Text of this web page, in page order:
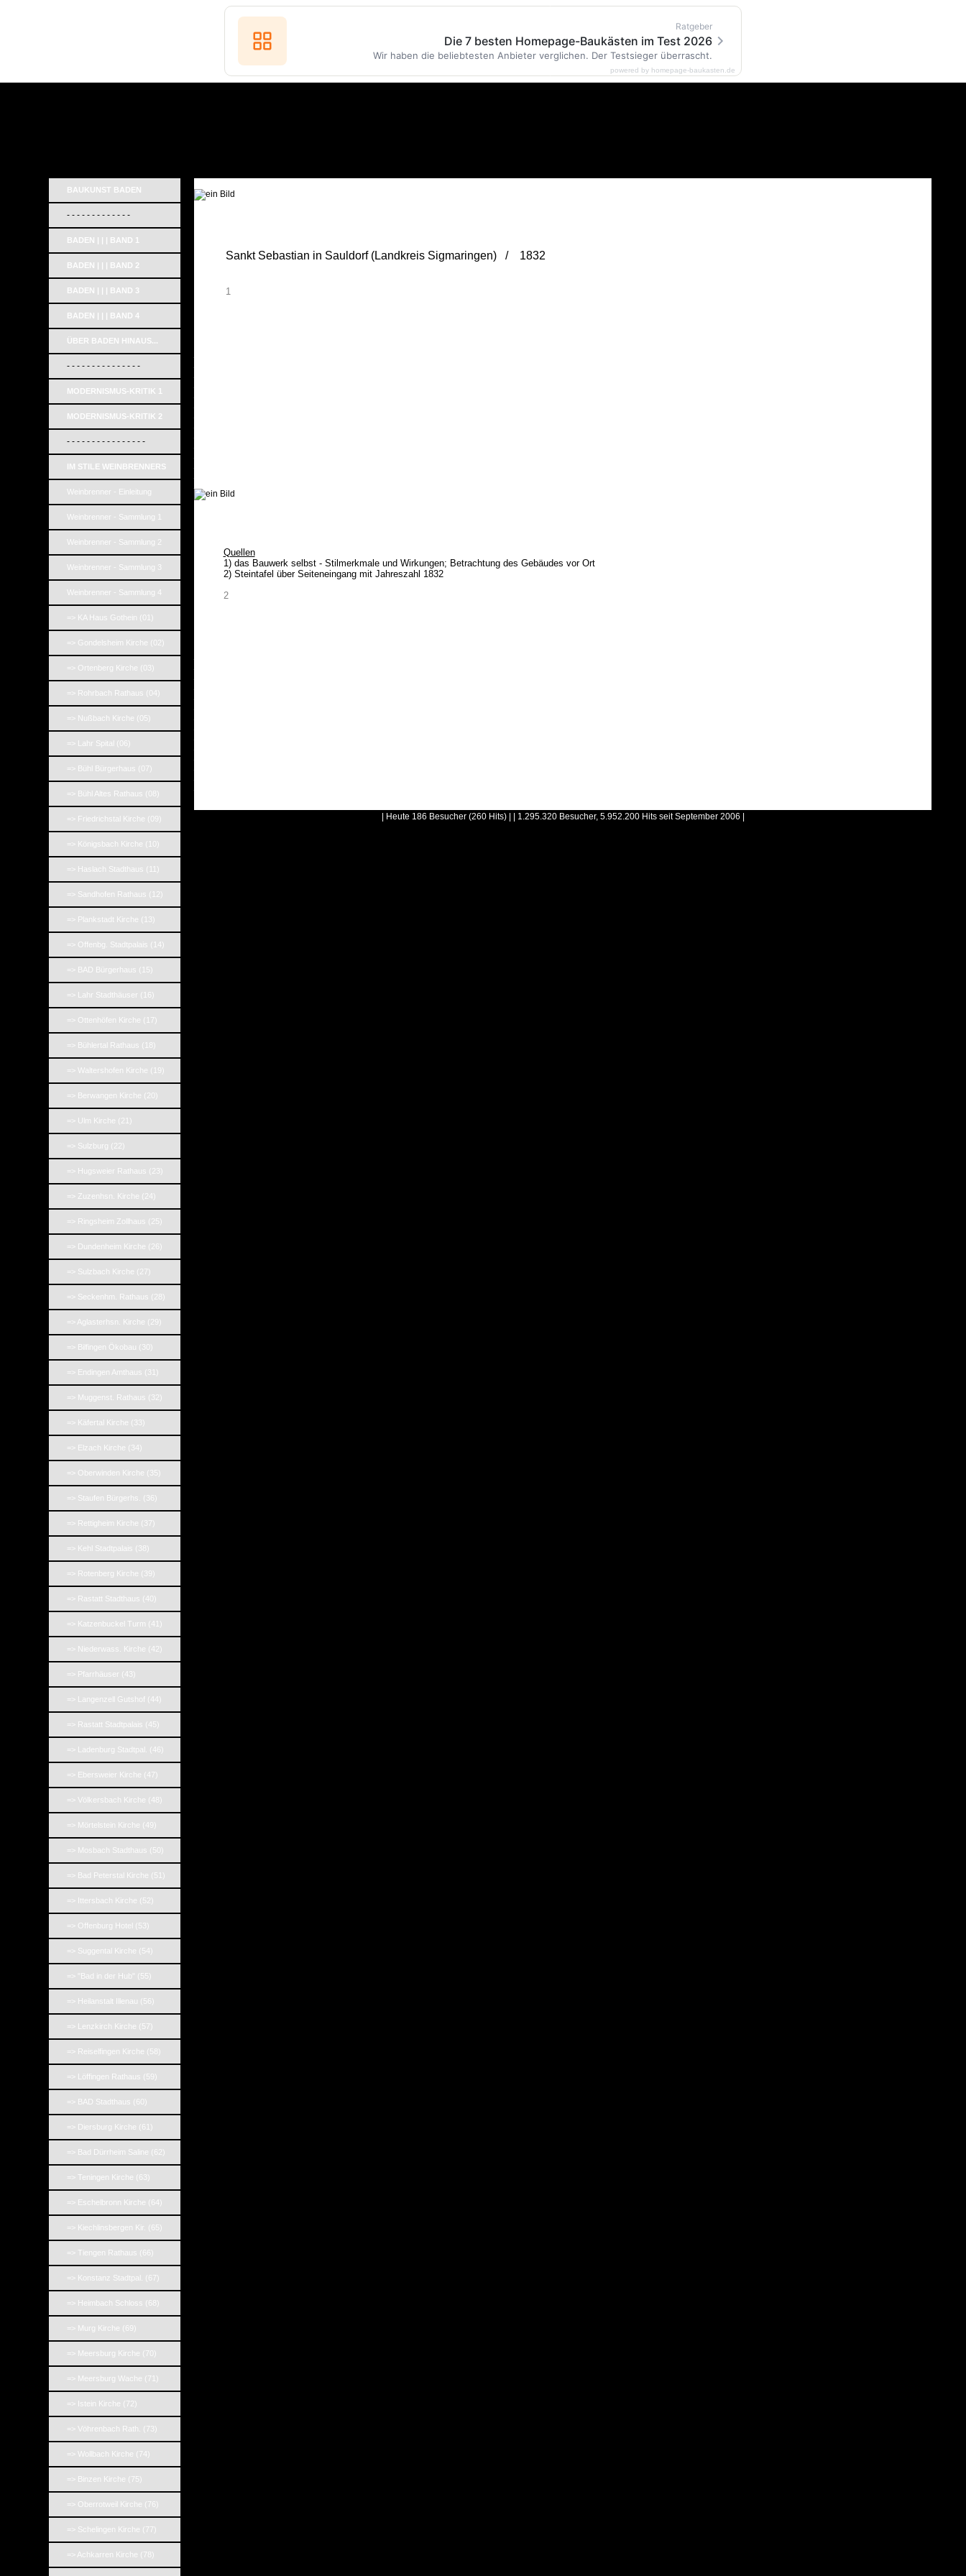
BAUKUNST BADEN
- - - - - - - - - - - - -
BADEN | | | BAND 1
BADEN | | | BAND 2
BADEN | | | BAND 3
BADEN | | | BAND 4
ÜBER BADEN HINAUS...
- - - - - - - - - - - - - - -
MODERNISMUS-KRITIK 1
MODERNISMUS-KRITIK 2
- - - - - - - - - - - - - - - -
IM STILE WEINBRENNERS
Weinbrenner - Einleitung
Weinbrenner - Sammlung 1
Weinbrenner - Sammlung 2
Weinbrenner - Sammlung 3
Weinbrenner - Sammlung 4
=> KA Haus Gothein (01)
=> Gondelsheim Kirche (02)
=> Ortenberg Kirche (03)
=> Rohrbach Rathaus (04)
=> Nußbach Kirche (05)
=> Lahr Spital (06)
=> Bühl Bürgerhaus (07)
=> Bühl Altes Rathaus (08)
=> Friedrichstal Kirche (09)
=> Königsbach Kirche (10)
=> Haslach Stadthaus (11)
=> Sandhofen Rathaus (12)
=> Plankstadt Kirche (13)
=> Offenbg. Stadtpalais (14)
=> BAD Bürgerhaus (15)
=> Lahr Stadthäuser (16)
=> Ottenhöfen Kirche (17)
=> Bühlertal Rathaus (18)
=> Waltershofen Kirche (19)
=> Berwangen Kirche (20)
=> Ulm Kirche (21)
=> Sulzburg (22)
=> Hugsweier Rathaus (23)
=> Zuzenhsn. Kirche (24)
=> Ringsheim Zollhaus (25)
=> Dundenheim Kirche (26)
=> Sulzbach Kirche (27)
=> Seckenhm. Rathaus (28)
=> Aglasterhsn. Kirche (29)
=> Bilfingen Ökobau (30)
=> Endingen Amthaus (31)
=> Muggenst. Rathaus (32)
=> Käfertal Kirche (33)
=> Elzach Kirche (34)
=> Oberwinden Kirche (35)
=> Staufen Bürgerhs. (36)
=> Rettigheim Kirche (37)
=> Kehl Stadtpalais (38)
=> Rotenberg Kirche (39)
=> Rastatt Stadthaus (40)
=> Katzenbuckel Turm (41)
=> Niederwass. Kirche (42)
=> Pfarrhäuser (43)
=> Langenzell Gutshof (44)
=> Rastatt Stadtpalais (45)
=> Ladenburg Stadtpal. (46)
=> Ebersweier Kirche (47)
=> Völkersbach Kirche (48)
=> Mörtelstein Kirche (49)
=> Mosbach Stadthaus (50)
=> Bad Peterstal Kirche (51)
=> Ittersbach Kirche (52)
=> Offenburg Hotel (53)
=> Suggental Kirche (54)
=> "Bad in der Hub" (55)
=> Heilanstalt Illenau (56)
=> Lenzkirch Kirche (57)
=> Reiselfingen Kirche (58)
=> Löffingen Rathaus (59)
=> BAD Stadthaus (60)
=> Diersburg Kirche (61)
=> Bad Dürrheim Saline (62)
=> Teningen Kirche (63)
=> Eschelbronn Kirche (64)
=> Kiechlinsbergen Kir. (65)
=> Tiengen Rathaus (66)
=> Konstanz Stadtpal. (67)
=> Heimbach Schloss (68)
=> Murg Kirche (69)
=> Meersburg Kirche (70)
=> Meersburg Wache (71)
=> Istein Kirche (72)
=> Vöhrenbach Rath. (73)
=> Wollbach Kirche (74)
=> Binzen Kirche (75)
=> Oberrotweil Kirche (76)
=> Schelingen Kirche (77)
=> Achkarren Kirche (78)
Sankt Sebastian in Sauldorf (Landkreis Sigmaringen) / 1832
1
Quellen
1) das Bauwerk selbst - Stilmerkmale und Wirkungen; Betrachtung des Gebäudes vor Ort
2) Steintafel über Seiteneingang mit Jahreszahl 1832
2
| Heute 186 Besucher (260 Hits) | | 1.295.320 Besucher, 5.952.200 Hits seit September 2006 |
Ratgeber
Die 7 besten Homepage-Baukästen im Test 2026
Wir haben die beliebtesten Anbieter verglichen. Der Testsieger überrascht.
powered by homepage-baukasten.de